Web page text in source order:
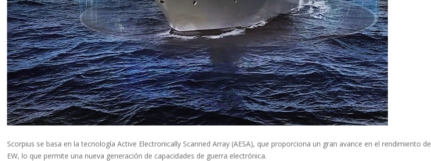
Scorpius se basa en la tecnología Active Electronically Scanned Array (AESA), que proporciona un gran avance en el rendimiento de
EW, lo que permite una nueva generación de capacidades de guerra electrónica.